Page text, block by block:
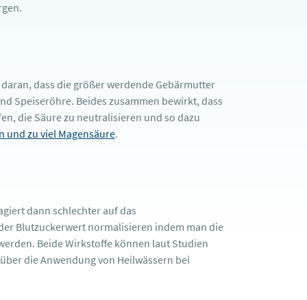
dass die größer werdende Gebärmutter
Speiseröhre. Beides zusammen bewirkt, dass
die Säure zu neutralisieren und so dazu
und zu viel Magensäure.
dann schlechter auf das
Blutzuckerwert normalisieren indem man die
Beide Wirkstoffe können laut Studien
die Anwendung von Heilwässern bei